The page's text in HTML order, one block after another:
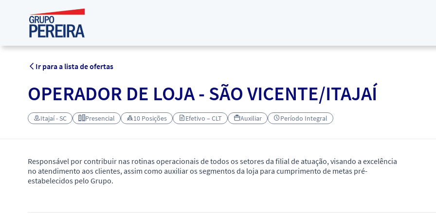
Ir para a lista de ofertas
OPERADOR DE LOJA - SÃO VICENTE/ITAJAÍ
Itajaí - SC Presencial 10 Posições Efetivo – CLT Auxiliar Período Integral
Responsável por contribuir nas rotinas operacionais de todos os setores da filial de atuação, visando a excelência
no atendimento aos clientes, assim como auxiliar os segmentos da loja para cumprimento de metas pré-
estabelecidos pelo Grupo.